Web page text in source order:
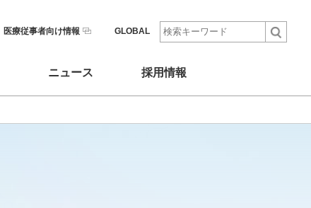
ニュース 採用情報
医療従事者向け情報 GLOBAL